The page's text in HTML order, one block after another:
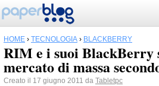
HOME › TECNOLOGIA › BLACKBERRY
RIM e i suoi BlackBerry
mercato di massa
Creato il 17 giugno 2011 da Tabletpc